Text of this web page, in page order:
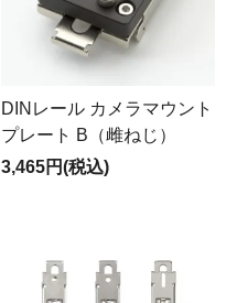
DINレール カメラマウント
プレート B（雌ねじ）
3,465円(税込)